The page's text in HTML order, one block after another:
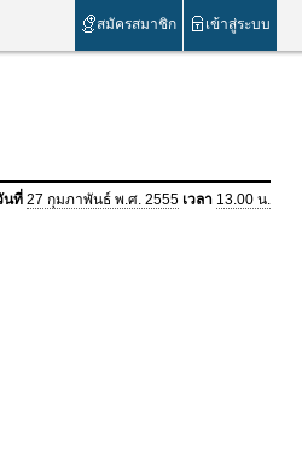
สมัครสมาชิก เข้าสู่ระบบ
นที่ 27 กุมภาพันธ์ พ.ศ. 2555 เวลา 13.00 น.